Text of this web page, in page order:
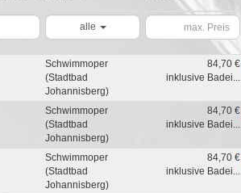
alle
Schwimmoper
(Stadtbad
Johannisberg)
84,70 €
inklusive Badei...
Schwimmoper
(Stadtbad
Johannisberg)
84,70 €
inklusive Badei...
Schwimmoper
(Stadtbad
Johannisberg)
84,70 €
inklusive Badei...